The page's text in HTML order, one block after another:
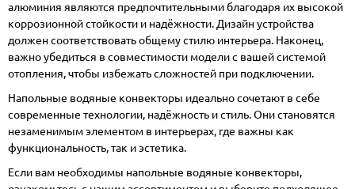
алюминия являются предпочтительными благодаря их высокой
коррозионной стойкости и надёжности. Дизайн устройства
должен соответствовать общему стилю интерьера. Наконец,
важно убедиться в совместимости модели с вашей системой
отопления, чтобы избежать сложностей при подключении.
Напольные водяные конвекторы идеально сочетают в себе
современные технологии, надёжность и стиль. Они становятся
незаменимым элементом в интерьерах, где важны как
функциональность, так и эстетика.
Если вам необходимы напольные водяные конвекторы,